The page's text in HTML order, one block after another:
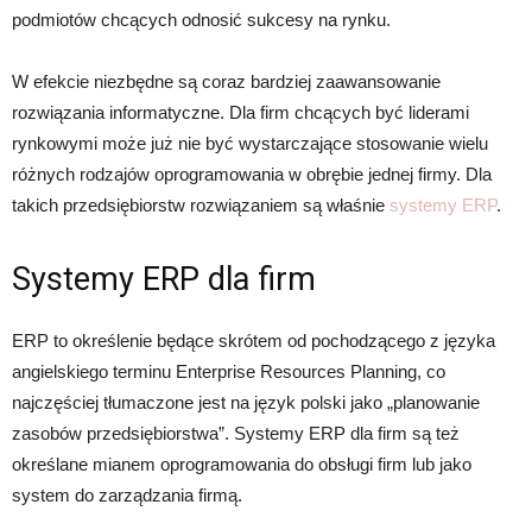
podmiotów chcących odnosić sukcesy na rynku.
W efekcie niezbędne są coraz bardziej zaawansowanie
rozwiązania informatyczne. Dla firm chcących być liderami
rynkowymi może już nie być wystarczające stosowanie wielu
różnych rodzajów oprogramowania w obrębie jednej firmy. Dla
takich przedsiębiorstw rozwiązaniem są właśnie systemy ERP.
Systemy ERP dla firm
ERP to określenie będące skrótem od pochodzącego z języka
angielskiego terminu Enterprise Resources Planning, co
najczęściej tłumaczone jest na język polski jako „planowanie
zasobów przedsiębiorstwa”. Systemy ERP dla firm są też
określane mianem oprogramowania do obsługi firm lub jako
system do zarządzania firmą.